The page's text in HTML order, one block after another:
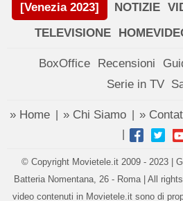
[Venezia 2023] NOTIZIE
TELEVISIONE
BoxOffice Recensioni
Serie in TV
» Home » Chi Siamo »
© Copyright Movietele.it 2009 - 2023 |
Batteria Nomentana, 26 - Roma | All
video contenuti in Movietele.it sono di